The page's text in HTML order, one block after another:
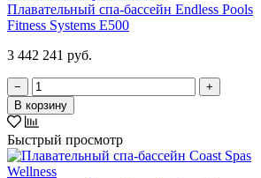
Плавательный спа-бассейн Endless Pools
Fitness Systems E500
3 442 241 руб.
−
+
В корзину
Быстрый просмотр